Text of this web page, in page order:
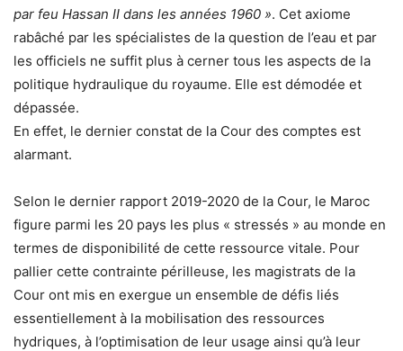
par feu Hassan II dans les années 1960 ». Cet axiome
rabâché par les spécialistes de la question de l’eau et par
les officiels ne suffit plus à cerner tous les aspects de la
politique hydraulique du royaume. Elle est démodée et
dépassée.
En effet, le dernier constat de la Cour des comptes est
alarmant.
Selon le dernier rapport 2019-2020 de la Cour, le Maroc
figure parmi les 20 pays les plus « stressés » au monde en
termes de disponibilité de cette ressource vitale. Pour
pallier cette contrainte périlleuse, les magistrats de la
Cour ont mis en exergue un ensemble de défis liés
essentiellement à la mobilisation des ressources
hydriques, à l’optimisation de leur usage ainsi qu’à leur